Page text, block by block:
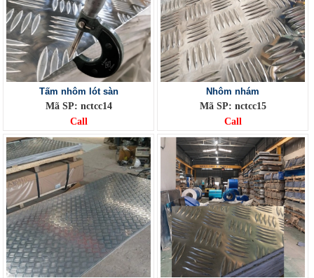
Tấm nhôm lót sàn
Mã SP: nctcc14
Call
Nhôm nhám
Mã SP: nctcc15
Call